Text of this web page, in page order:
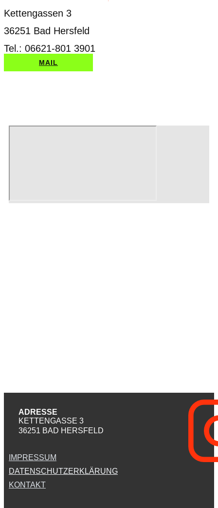
Kettengassen 3
36251 Bad Hersfeld
Tel.: 06621-801 3901
MAIL
ADRESSE
KETTENGASSE 3
36251 BAD HERSFELD
IMPRESSUM
DATENSCHUTZERKLÄRUNG
KONTAKT